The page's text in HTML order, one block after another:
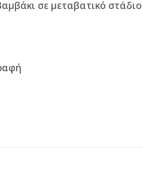
σε μεταβατικό στάδιο